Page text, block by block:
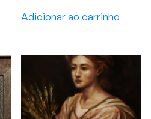
Adicionar ao carrinho